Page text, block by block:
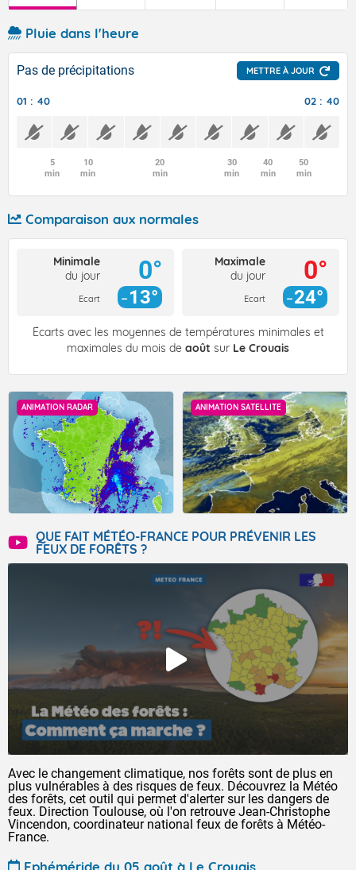
Pluie dans l'heure
Pas de précipitations METTRE À JOUR
01 : 40 02 : 40
5
min
10
min
20
min
30
min
40
min
50
min
Comparaison aux normales
Minimale
du jour
Ecart
0°
13°
Maximale
du jour
Ecart
0°
24°
Écarts avec les moyennes de températures minimales et
maximales du mois de août sur Le Crouais
ANIMATION RADAR ANIMATION SATELLITE
QUE FAIT MÉTÉO-FRANCE POUR PRÉVENIR LES
FEUX DE FORÊTS ?
Avec le changement climatique, nos forêts sont de plus en
plus vulnérables à des risques de feux. Découvrez la Météo
des forêts, cet outil qui permet d'alerter sur les dangers de
feux. Direction Toulouse, où l'on retrouve Jean-Christophe
Vincendon, coordinateur national feux de forêts à Météo-
France.
Ephéméride du 05 août à Le Crouais